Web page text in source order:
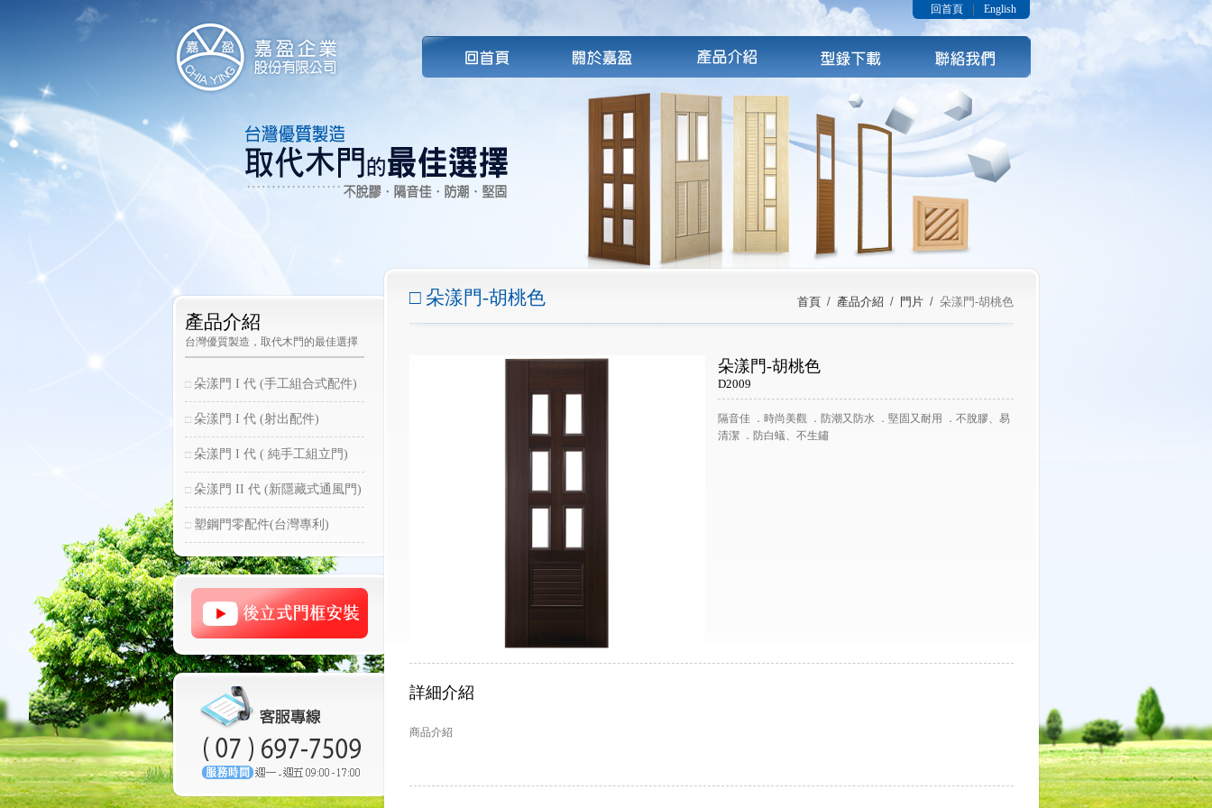
English
回首頁
產品介紹
台灣優質製造，取代木門的最佳選擇
朵漾門 I 代 (手工組合式配件)
朵漾門 I 代 (射出配件)
朵漾門 I 代 ( 純手工組立門)
朵漾門 II 代 (新隱藏式通風門)
塑鋼門零配件(台灣專利)
朵漾門-胡桃色 首頁 產品介紹 門片 朵漾門-胡桃色
朵漾門-胡桃色
D2009
隔音佳 ．時尚美觀 ．防潮又防水 ．堅固又耐用 ．不脫膠、易
清潔 ．防白蟻、不生鏽
詳細介紹
商品介紹